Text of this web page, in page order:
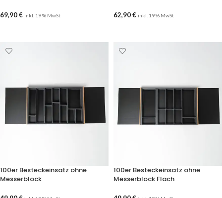
69,90€ inkl. 19 % MwSt 62,90€ inkl. 19 % MwSt
100er Besteckeinsatz ohne
Messerblock
100er Besteckeinsatz ohne
Messerblock Flach